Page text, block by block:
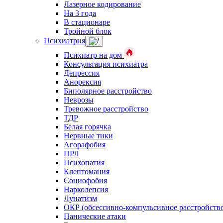
Лазерное кодирование
На 3 года
В стационаре
Тройной блок
Психиатрия
Психиатр на дом
Консультация психиатра
Депрессия
Анорексия
Биполярное расстройство
Неврозы
Тревожное расстройство
ТДР
Белая горячка
Нервные тики
Агорафобия
ПРЛ
Психопатия
Клептомания
Социофобия
Нарколепсия
Лунатизм
ОКР (обсессивно-компульсивное
Панические атаки